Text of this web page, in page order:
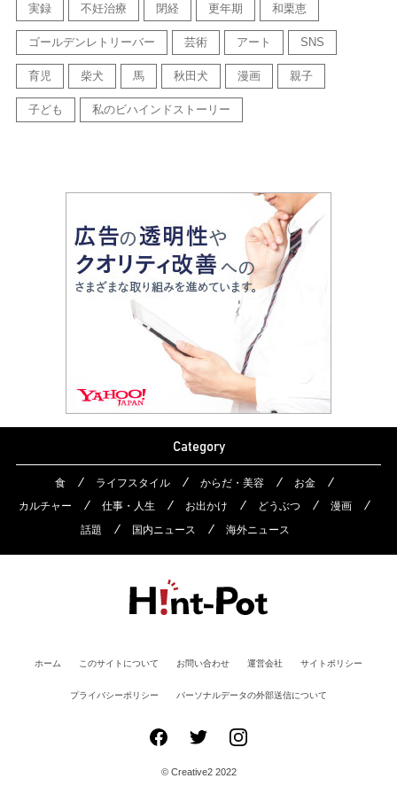
実録 不妊治療 閉経 更年期 和栗恵
ゴールデンレトリーバー 芸術 アート SNS
育児 柴犬 馬 秋田犬 漫画 親子
子ども 私のビハインドストーリー
Category
食 ライフスタイル からだ・美容
お金
カルチャー
仕事・人生 お出かけ どうぶつ
漫画
話題
国内ニュース 海外ニュース
ホーム このサイトについて お問い合わせ 運営会社 サイトポリシー
プライバシーポリシー パーソナルデータの外部送信について
© Creative2 2022